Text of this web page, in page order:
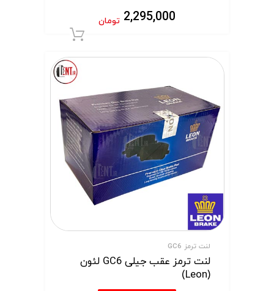
2,295,000 تومان
لنت ترمز GC6
لنت ترمز عقب جیلی GC6 لئون
(Leon)